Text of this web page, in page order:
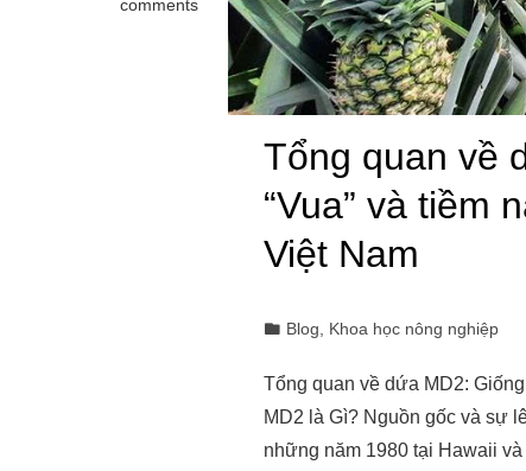
comments
Tổng quan về
“Vua” và tiềm
Việt Nam
Blog Khoa học nông nghiệp
Tổng quan về dứa MD2:
MD2 là Gì? Nguồn gốc và sự
những năm 1980 tại Hawaii